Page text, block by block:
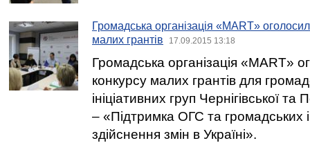
Громадська організація «MART»
малих грантів
17.09.2015 13:18
Громадська організація «MART»
конкурсу малих грантів для
ініціативних груп Чернігівської
– «Підтримка ОГС та громадських
здійснення змін в Україні».